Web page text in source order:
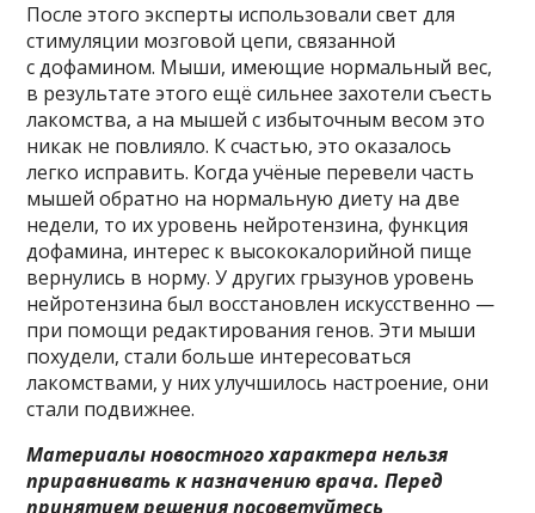
После этого эксперты использовали свет для
стимуляции мозговой цепи, связанной
с дофамином. Мыши, имеющие нормальный вес,
в результате этого ещё сильнее захотели съесть
лакомства, а на мышей с избыточным весом это
никак не повлияло. К счастью, это оказалось
легко исправить. Когда учёные перевели часть
мышей обратно на нормальную диету на две
недели, то их уровень нейротензина, функция
дофамина, интерес к высококалорийной пище
вернулись в норму. У других грызунов уровень
нейротензина был восстановлен искусственно —
при помощи редактирования генов. Эти мыши
похудели, стали больше интересоваться
лакомствами, у них улучшилось настроение, они
стали подвижнее.
Материалы новостного характера нельзя
приравнивать к назначению врача. Перед
принятием решения посоветуйтесь